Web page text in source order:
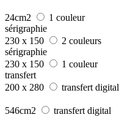
24cm2
1 couleur
sérigraphie
230 x 150
2 couleurs
sérigraphie
230 x 150
1 couleur
transfert
200 x 280
transfert digital
546cm2 transfert digital